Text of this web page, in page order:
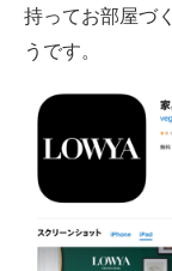
持ってお部屋づ
うです。